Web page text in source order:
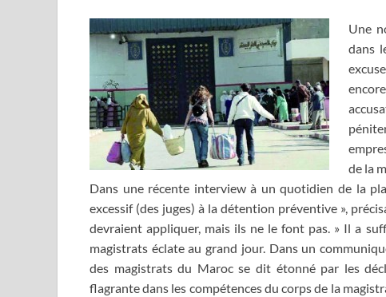
Une
dans
de la
Dans une récente interview à un quotidien de la
excessif (des juges) à la détention préventive »,
devraient appliquer, mais ils ne le font pas. » Il a
magistrats éclate au grand jour. Dans un
des magistrats du Maroc se dit étonné par les
flagrante dans les compétences du corps de la